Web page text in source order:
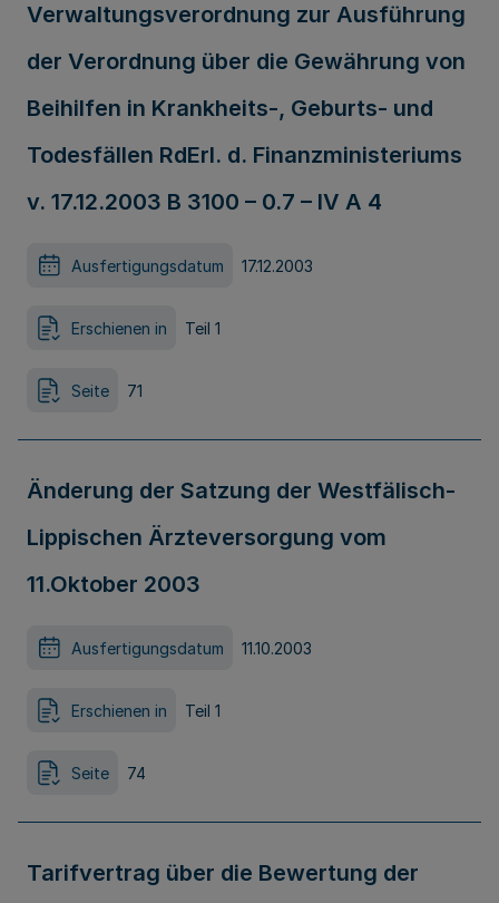
Verwaltungsverordnung zur Ausführung
der Verordnung über die Gewährung von
Beihilfen in Krankheits-, Geburts- und
Todesfällen RdErl. d. Finanzministeriums
v. 17.12.2003 B 3100 – 0.7 – IV A 4
Ausfertigungsdatum 17.12.2003
Erschienen in Teil 1
Seite 71
Änderung der Satzung der Westfälisch-
Lippischen Ärzteversorgung vom
11.Oktober 2003
Ausfertigungsdatum 11.10.2003
Erschienen in Teil 1
Seite 74
Tarifvertrag über die Bewertung der